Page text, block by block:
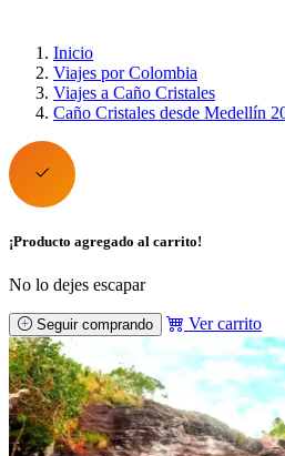
Inicio
Viajes por Colombia
Viajes a Caño Cristales
Caño Cristales desde Medellín
¡Producto agregado al carrito!
No lo dejes escapar
Seguir comprando Ver carrito